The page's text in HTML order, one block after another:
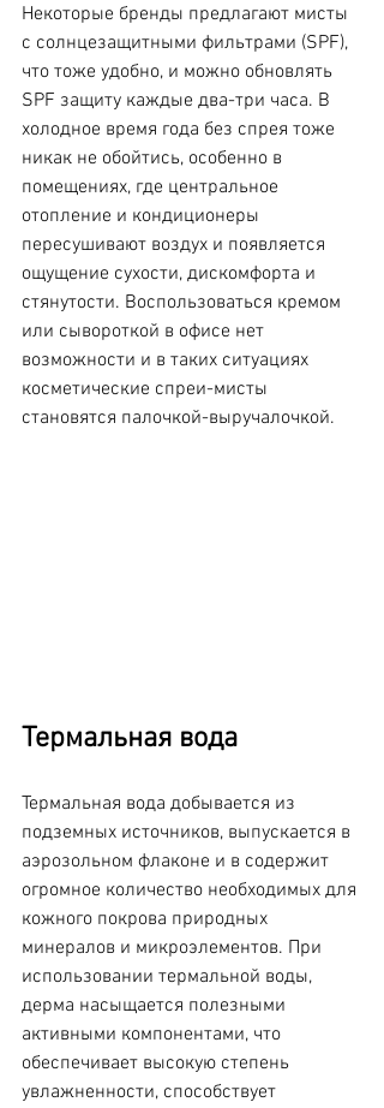
Некоторые бренды предлагают мисты
с солнцезащитными фильтрами (SPF),
что тоже удобно, и можно обновлять
SPF защиту каждые два-три часа. В
холодное время года без спрея тоже
никак не обойтись, особенно в
помещениях, где центральное
отопление и кондиционеры
пересушивают воздух и появляется
ощущение сухости, дискомфорта и
стянутости. Воспользоваться кремом
или сывороткой в офисе нет
возможности и в таких ситуациях
косметические спреи-мисты
становятся палочкой-выручалочкой.
Термальная вода
Термальная вода добывается из
подземных источников, выпускается в
аэрозольном флаконе и в содержит
огромное количество необходимых для
кожного покрова природных
минералов и микроэлементов. При
использовании термальной воды,
дерма насыщается полезными
активными компонентами, что
обеспечивает высокую степень
увлажненности, способствует